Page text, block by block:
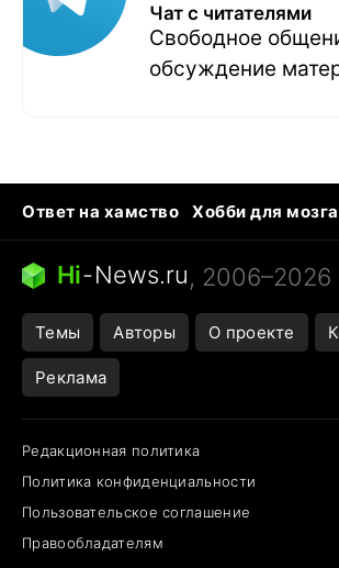
Чат с читателями
Свободное
обсуждение
Ответ на хамство
Хобби для мозга
Бензин 100 и 95
Тунцы в
Следующая пандемия
Hi-News.ru, 2006–2026
Темы Авторы О проекте
Реклама
Редакционная политика
Политика конфиденциальности
Пользовательское соглашение
Правообладателям